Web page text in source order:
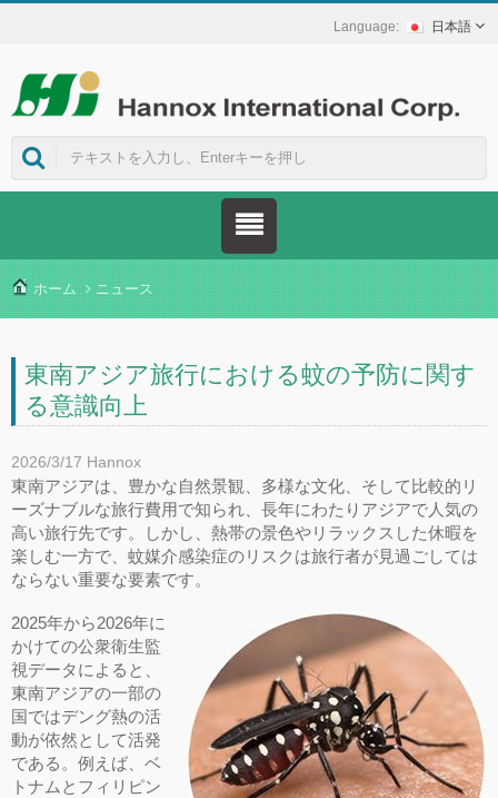
日本語
ホーム ニュース
東南アジア旅行における蚊の予防に関す
る意識向上
2026/3/17 Hannox
東南アジアは、豊かな自然景観、多様な文化、そして比較的リ
ーズナブルな旅行費用で知られ、長年にわたりアジアで人気の
高い旅行先です。しかし、熱帯の景色やリラックスした休暇を
楽しむ一方で、蚊媒介感染症のリスクは旅行者が見過ごしては
ならない重要な要素です。
2025年から2026年に
かけての公衆衛生監
視データによると、
東南アジアの一部の
国ではデング熱の活
動が依然として活発
である。例えば、ベ
トナムとフィリピン